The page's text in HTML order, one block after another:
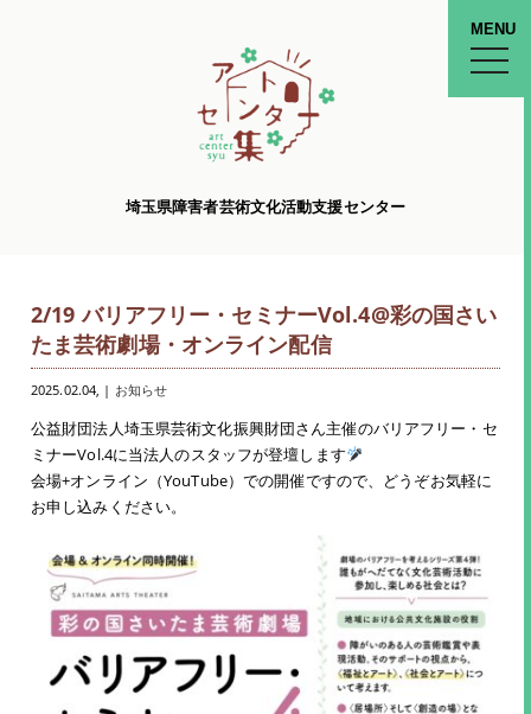
埼玉県障害者芸術文化活動支援センター
MENU
toggle
2/19 バリアフリー・セミナーVol.4@彩の国さい
たま芸術劇場・オンライン配信
2025.02.04, | お知らせ
公益財団法人埼玉県芸術文化振興財団さん主催のバリアフリー・セ
ミナーVol.4に当法人のスタッフが登壇します
会場+オンライン（YouTube）での開催ですので、どうぞお気軽に
お申し込みください。